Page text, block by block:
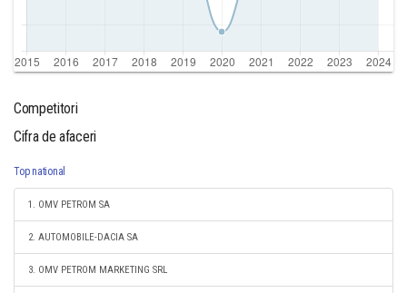
Competitori
Cifra de afaceri
Top national
1. OMV PETROM SA
2. AUTOMOBILE-DACIA SA
3. OMV PETROM MARKETING SRL